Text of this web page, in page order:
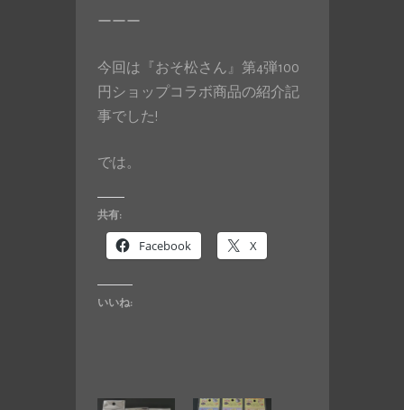
ーーー
今回は『おそ松さん』第4弾100
円ショップコラボ商品の紹介記
事でした!
では。
共有:
Facebook X
いいね: